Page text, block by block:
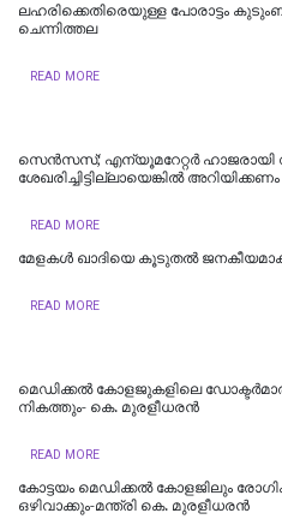
ലഹരിക്കെതിരെയുള്ള പോരാട്ടം
ചെന്നിത്തല
READ MORE
സെൻസസ്; എന്യൂമറേറ്റർ ഹാജരായി
ശേഖരിച്ചിട്ടില്ലായെങ്കിൽ അറിയിക്കണം
READ MORE
മേളകൾ ഖാദിയെ കൂടുതൽ
READ MORE
മെഡിക്കല്‍ കോളജുകളിലെ
നികത്തും- കെ. മുരളീധരന്‍
READ MORE
കോട്ടയം മെഡിക്കല്‍ കോളജിലും
ഒഴിവാക്കും-മന്ത്രി കെ. മുരളീധരന്‍